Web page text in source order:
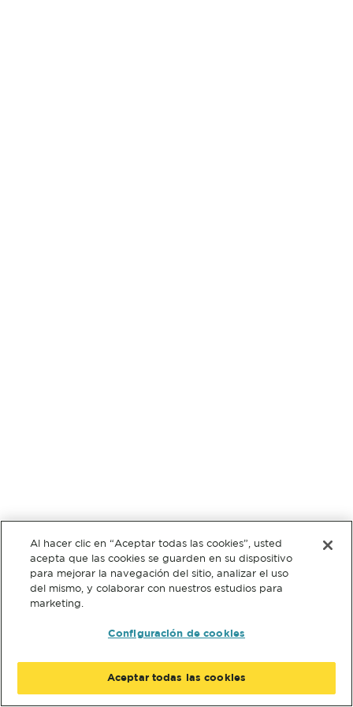
Al hacer clic en “Aceptar todas las cookies”, usted
acepta que las cookies se guarden en su dispositivo
para mejorar la navegación del sitio, analizar el uso
del mismo, y colaborar con nuestros estudios para
marketing.
Configuración de cookies
Aceptar todas las cookies